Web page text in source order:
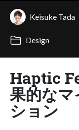
Keisuke Tada
Design
Haptic
果的な
ション